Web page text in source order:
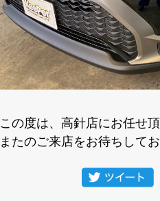
この度は、高針店にお任せ
またのご来店をお待ちしてお